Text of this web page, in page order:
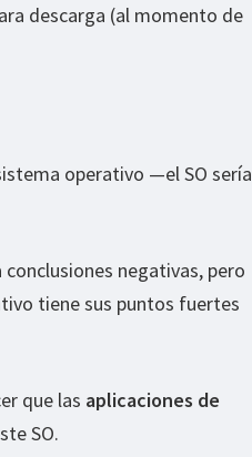
descarga (al momento de
operativo —el SO sería
negativas, pero
tiene sus puntos fuertes
que las aplicaciones de
SO.